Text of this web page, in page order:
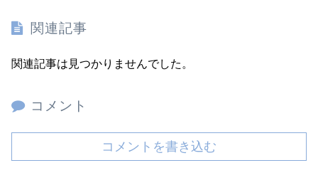
関連記事
関連記事は見つかりませんでした。
コメント
コメントを書き込む